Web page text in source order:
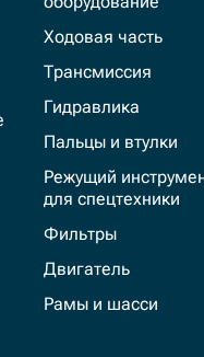
Ходовая часть
Трансмиссия
Гидравлика
Пальцы и втулки
Режущий
для спецтехники
Фильтры
Двигатель
Рамы и шасси